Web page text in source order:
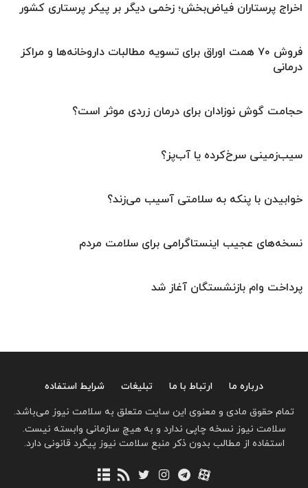
اخراج پرستاران فیاض‌بخش؛ زخمی دیگر بر پیکر پرستاری کشور
فروش ۷۰ همت اوراق برای تسویه مطالبات داروخانه‌ها و مراکز
درمانی
حجامت گوش نوزادان برای درمان زردی موثر است؟
سیب‌زمینی سرخ‌کرده یا آب‌پز؟
خوابیدن با پنکه به سلامتی آسیب می‌زند؟
نسخه‌های عجیب اینستاگرامی برای سلامت مردم
پرداخت وام بازنشستگان آغاز شد
درباره ما ارتباط با ما تبلیغات
شرایط استفاده
تمام حقوق مادی و معنوی این سایت متعلق به سلامت نیوز می‌باشد.
سلامت نیوز نسخه چاپی ندارد و به هیچ سازمانی وابسته نیست.
استفاده از مطالب بدون ذکر منبع سلامت نیوز پیگرد قانونی دارد.